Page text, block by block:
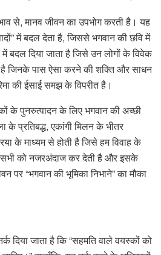
से, मानव जीवन का उपभोग करती है। यह
में बदल देता है, जिससे भगवान की छवि में
दिया जाता है जिसे उन लोगों के विवेक
जिनके पास ऐसा करने की शक्ति और साधन
की ईसाई समझ के विपरीत है।
के पुनरुत्पादन के लिए भगवान की अच्छी
प्रतिबद्ध, एकांगी मिलन के भीतर
के माध्यम से होती है जिसे हम विवाह के
को नजरअंदाज कर देती है और इसके
पर “भगवान की भूमिका निभाने” का मौका
दिया जाता है कि “सहमति वाले वयस्कों को